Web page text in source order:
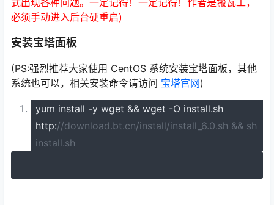
式出现各种问题。一定记得！一定记得！作者是搬瓦工，
必须手动进入后台硬重启)
安装宝塔面板
(PS:强烈推荐大家使用 CentOS 系统安装宝塔面板，其他
系统也可以，相关安装命令请访问 宝塔官网)
yum install -y wget && wget -O install.sh
http://download.bt.cn/install/install_6.0.sh && sh
install.sh